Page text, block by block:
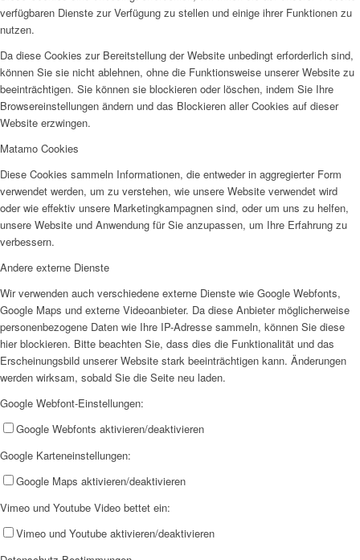
verfügbaren Dienste zur Verfügung zu stellen und einige ihrer Funktionen zu
nutzen.
Da diese Cookies zur Bereitstellung der Website unbedingt erforderlich sind,
können Sie sie nicht ablehnen, ohne die Funktionsweise unserer Website zu
beeinträchtigen. Sie können sie blockieren oder löschen, indem Sie Ihre
Browsereinstellungen ändern und das Blockieren aller Cookies auf dieser
Website erzwingen.
Matamo Cookies
Diese Cookies sammeln Informationen, die entweder in aggregierter Form
verwendet werden, um zu verstehen, wie unsere Website verwendet wird
oder wie effektiv unsere Marketingkampagnen sind, oder um uns zu helfen,
unsere Website und Anwendung für Sie anzupassen, um Ihre Erfahrung zu
verbessern.
Andere externe Dienste
Wir verwenden auch verschiedene externe Dienste wie Google Webfonts,
Google Maps und externe Videoanbieter. Da diese Anbieter möglicherweise
personenbezogene Daten wie Ihre IP-Adresse sammeln, können Sie diese
hier blockieren. Bitte beachten Sie, dass dies die Funktionalität und das
Erscheinungsbild unserer Website stark beeinträchtigen kann. Änderungen
werden wirksam, sobald Sie die Seite neu laden.
Google Webfont-Einstellungen:
Google Webfonts aktivieren/deaktivieren
Google Karteneinstellungen:
Google Maps aktivieren/deaktivieren
Vimeo und Youtube Video bettet ein:
Vimeo und Youtube aktivieren/deaktivieren